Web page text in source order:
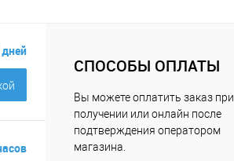
СПОСОБЫ ОПЛАТЫ
Вы можете оплатить заказ при
получении или онлайн после
подтверждения оператором
магазина.